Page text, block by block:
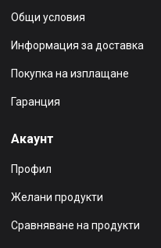
Общи условия
Информация за доставка
Покупка на изплащане
Гаранция
Акаунт
Профил
Желани продукти
Сравняване на продукти